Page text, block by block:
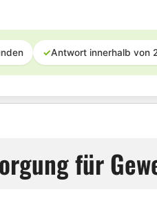
✓Antwort innerhalb von
für